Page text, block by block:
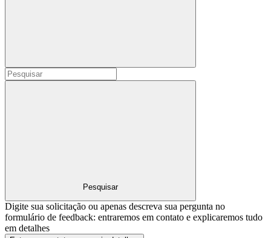
Pesquisar
Digite sua solicitação ou apenas descreva sua pergunta no
formulário de feedback: entraremos em contato e explicaremos tudo
em detalhes